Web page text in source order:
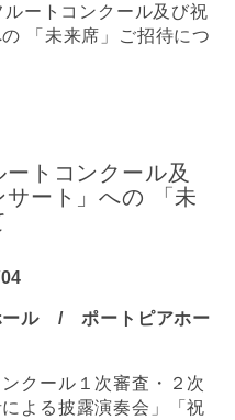
ルートコンクール及び祝
「未来席」ご招待につ
ートコンクール及
ート」への 「未
ール / ポートピアホー
クール１次審査・２次
よる披露演奏会」「祝